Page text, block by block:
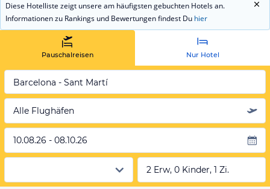
Diese Hotelliste zeigt unsere am häufigsten gebuchten Hotels an.
Informationen zu Rankings und Bewertungen findest Du hier
Pauschalreisen Nur Hotel
Barcelona - Sant Martí
Alle Flughäfen
10.08.26 - 08.10.26
2 Erw, 0 Kinder, 1 Zi.